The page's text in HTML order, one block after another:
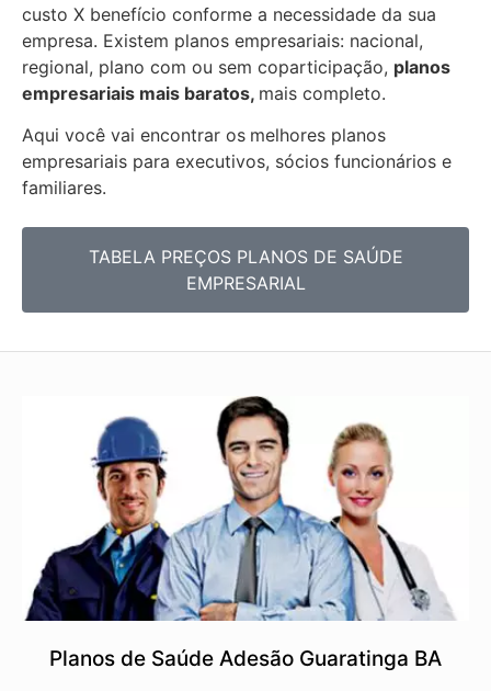
custo X benefício conforme a necessidade da sua
empresa. Existem planos empresariais: nacional,
regional, plano com ou sem coparticipação, planos
empresariais mais baratos, mais completo.
Aqui você vai encontrar os melhores planos
empresariais para executivos, sócios funcionários e
familiares.
TABELA PREÇOS PLANOS DE SAÚDE
EMPRESARIAL
Planos de Saúde Adesão Guaratinga BA